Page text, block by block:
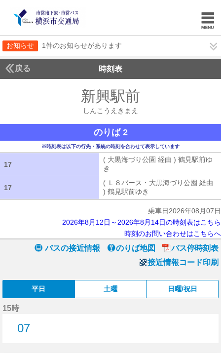
お知らせ 1件のお知らせがあります
戻る 時刻表
新興駅前
しんこうえきまえ
のりば 2
※時刻表は以下の行先・系統の時刻を合わせて表示しています
17
( 大黒海づり公園 経由 ) 鶴見駅前ゆ
き
17
( Ｌ８バース・大黒海づり公園 経由
) 鶴見駅前ゆき
乗車日2026年08月07日
2026年8月12日～2026年8月14日の時刻表はこちら
時刻のお問い合わせはこちらへ
バスの接近情報 のりば地図
バス停時刻表
接近情報コード印刷
平日 土曜 日曜/祝日
15時
07